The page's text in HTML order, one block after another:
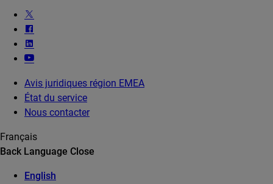
Avis juridiques région EMEA
État du service
Nous contacter
Français
Back Language Close
English